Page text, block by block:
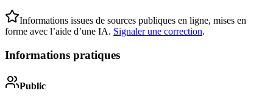
Informations issues de sources publiques en ligne, mises en
forme avec l’aide d’une IA. Signaler une correction.
Informations pratiques
Public